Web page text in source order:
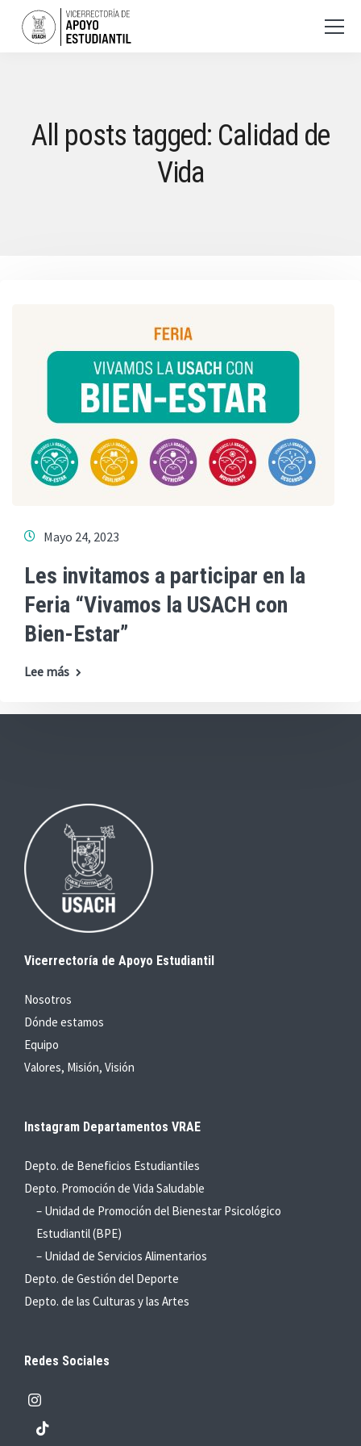
All posts tagged: Calidad de
Vida
Mayo 24, 2023
Les invitamos a participar en la
Feria “Vivamos la USACH con
Bien-Estar”
Lee más
Vicerrectoría de Apoyo Estudiantil
Nosotros
Dónde estamos
Equipo
Valores, Misión, Visión
Instagram Departamentos VRAE
Depto. de Beneficios Estudiantiles
Depto. Promoción de Vida Saludable
– Unidad de Promoción del Bienestar Psicológico
Estudiantil (BPE)
– Unidad de Servicios Alimentarios
Depto. de Gestión del Deporte
Depto. de las Culturas y las Artes
Redes Sociales